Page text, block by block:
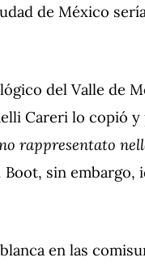
de México
del Valle de
Careri lo copió
rappresentato
sin embargo,
en las